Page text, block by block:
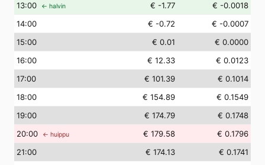
13:00 ← halvin € -1.77
€ -0.0018
14:00 € -0.72
€ -0.0007
15:00 € 0.01
€ 0.0000
16:00 € 12.33
€ 0.0123
17:00 € 101.39
€ 0.1014
18:00 € 154.89
€ 0.1549
19:00 € 174.79
€ 0.1748
20:00 ← huippu € 179.58
€ 0.1796
21:00 € 174.13
€ 0.1741